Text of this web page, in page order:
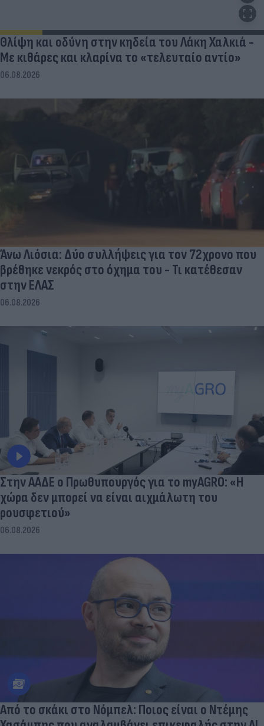
Θλίψη και οδύνη στην κηδεία του Λάκη Χαλκιά -
Με κιθάρες και κλαρίνα το «τελευταίο αντίο»
06.08.2026
Άνω Λιόσια: Δύο συλλήψεις για τον 72χρονο που
βρέθηκε νεκρός στο όχημα του - Τι κατέθεσαν
στην ΕΛΑΣ
06.08.2026
Στην ΑΑΔΕ ο Πρωθυπουργός για το myAGRO: «Η
χώρα δεν μπορεί να είναι αιχμάλωτη του
ρουσφετιού»
06.08.2026
Από το σκάκι στο Νόμπελ: Ποιος είναι ο Ντέμης